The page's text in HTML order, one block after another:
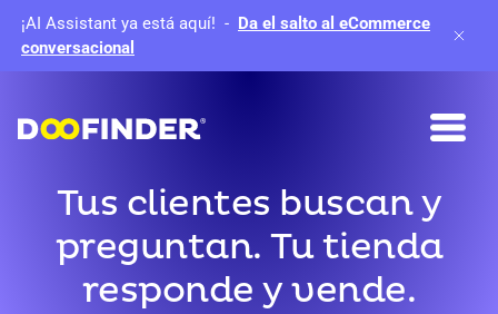
¡AI Assistant ya está aquí! - Da el salto al eCommerce
conversacional
Tus clientes buscan y
preguntan. Tu tienda
responde y vende.